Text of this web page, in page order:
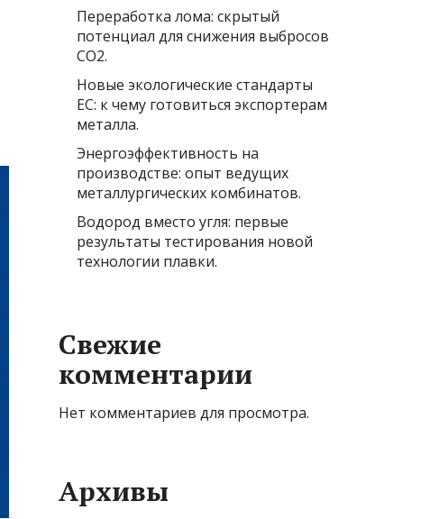
Переработка лома: скрытый
потенциал для снижения выбросов
CO2.
Новые экологические стандарты
ЕС: к чему готовиться экспортерам
металла.
Энергоэффективность на
производстве: опыт ведущих
металлургических комбинатов.
Водород вместо угля: первые
результаты тестирования новой
технологии плавки.
Свежие
комментарии
Нет комментариев для просмотра.
Архивы